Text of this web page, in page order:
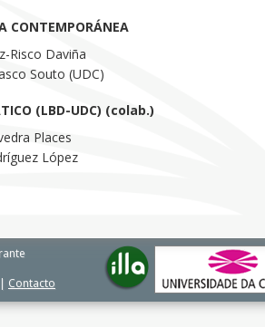
CONTEMPORÁNEA
Risco Daviña
Souto (UDC)
(LBD-UDC) (colab.)
Places
López
| Contacto